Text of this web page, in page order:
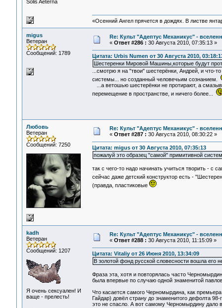
Solis Aeterna
«Осенний Ангел прячется в дождях. В листве
migus
Ветеран
Сообщений: 1789
Re: Культ "Адептус Механикус" -
« Ответ #286 : 30 Августа 2010, 07:35:13 »
Цитата: Urbis Numen от 30 Августа 2010,
Шестеренки Мировой Машины,которые будут
...смотрю я на "твои" шестерёнки, Андрей, и что-
системы... но созданный человечьим сознанием.
...а ветошью шестерёнки не протирают, а
перемещение в пространстве, и ничего более...
Любовь
Ветеран
Сообщений: 7250
Re: Культ "Адептус Механикус" -
« Ответ #287 : 30 Августа 2010, 08:30:22 »
Цитата: migus от 30 Августа 2010, 07:35:13
пожалуй это образец "самой" примитивной
так с чего-то надо начинать учиться творить - с
сейчас даже детский конструктор есть -
(правда, пластиковые
kadh
Ветеран
Сообщений: 1207
Я очень сексуален! И
ваще - прелесть!
Re: Культ "Адептус Механикус" -
« Ответ #288 : 30 Августа 2010, 11:15:09 »
Цитата: Vitaliy от 26 Июня 2010, 13:34:09
В золотой фонд русской словесности вошла его
Фраза эта, хотя и повторялась часто
была впервые по случаю одной знаменитой
Что касается самого Черномырдина, как
Гайдар) довёл страну до знаменитого дефолта
это не спасло. А вот самому Черномырдину дало